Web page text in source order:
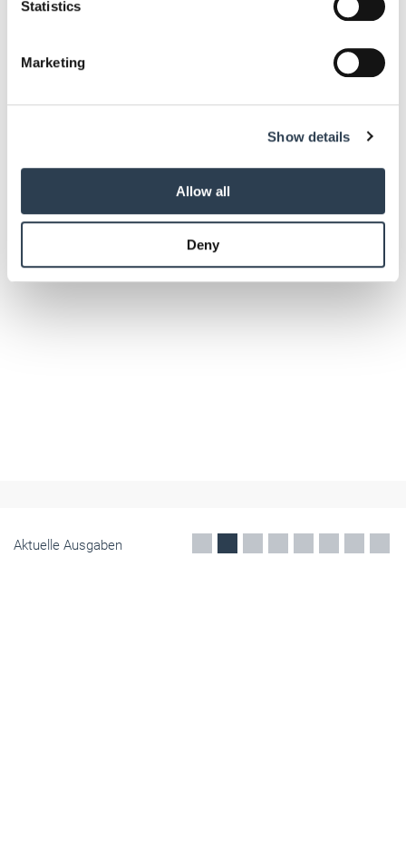
Identify your device by actively scanning it for
Find out more about how your personal data is processed
and set your preferences in the
provide social media features and to analyse our traffic.
provided to them or that they’ve collected from your use
Weitere Informationen:Impressum Datenschutz
Statistics
Marketing
Show details
Allow all
Deny